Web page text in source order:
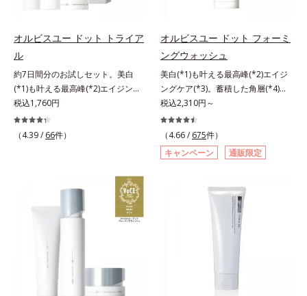
オルビスユー ドット トライア
ル
約7日間分のお試しセット。美白
(*1)も叶える最高峰(*2)エイジング
ケア(*3)。ハリも透明感(*4)も結果
主義。年齢サイン(*5)の因子に着目
した肌科学エイジングケア(*3)シリ
対処するのではなく、肌で起きてい
ることの根本原因に着目。加齢とと
もに現れる年齢サイン(*5)について
研究を進めたところ、弾力感のない
み(*6)などが現れている状態である
「透明感のなさ」が現れることで大
人の肌印象に大きな影響を与えてい
ることが分かりました。そこでオル
税込1,760円
（4.39 / 66件）
オルビスユー ドット フォーミ
ングウォッシュ
美白(*1)も叶える最高峰(*2)エイジ
ングケア(*3)。蓄積した角層(*4)を
絡めとりくすみ(*5)を晴らす高密着
マイルドピーリング(*6)洗顔料。ハ
リも透明感(*7)も結果主義。年齢サ
イン(*8)の因子に着目した肌科学エ
イジングケア(*3)シリーズ。オルビ
よる肌悩み一つ一つを対処するので
はなく、肌で起きていることの根本
原因に着目。加齢とともに現れる年
齢サインについて研究を進めたとこ
ろ、弾力感のない状態である「ハリ
のなさ」や、くすみ(*5)などが現れ
ている状態である「透明感のなさ」
が、大人の肌印象に大きな影響を与
税込2,310円～
（4.66 / 675件）
キャンペーン
通販限定